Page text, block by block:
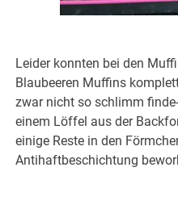
Leider konnten bei den
Blaubeeren Muffins
zwar nicht so schlimm
einem Löffel aus der
einige Reste in den
Antihaftbeschichtung